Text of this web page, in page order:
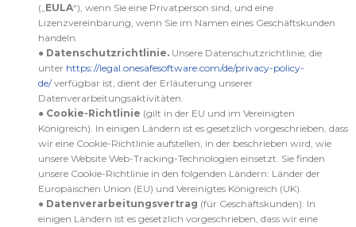
(„EULA“), wenn Sie eine Privatperson sind, und eine
Lizenzvereinbarung, wenn Sie im Namen eines Geschäftskunden
handeln.
● Datenschutzrichtlinie. Unsere Datenschutzrichtlinie, die
unter https://legal.onesafesoftware.com/de/privacy-policy-
de/verfügbar ist, dient der Erläuterung unserer
Datenverarbeitungsaktivitäten.
● Cookie-Richtlinie (gilt in der EU und im Vereinigten
Königreich). In einigen Ländern ist es gesetzlich vorgeschrieben, dass
wir eine Cookie-Richtlinie aufstellen, in der beschrieben wird, wie
unsere Website Web-Tracking-Technologien einsetzt. Sie finden
unsere Cookie-Richtlinie in den folgenden Ländern: Länder der
Europäischen Union (EU) und Vereinigtes Königreich (UK).
● Datenverarbeitungsvertrag (für Geschäftskunden). In
einigen Ländern ist es gesetzlich vorgeschrieben, dass wir eine